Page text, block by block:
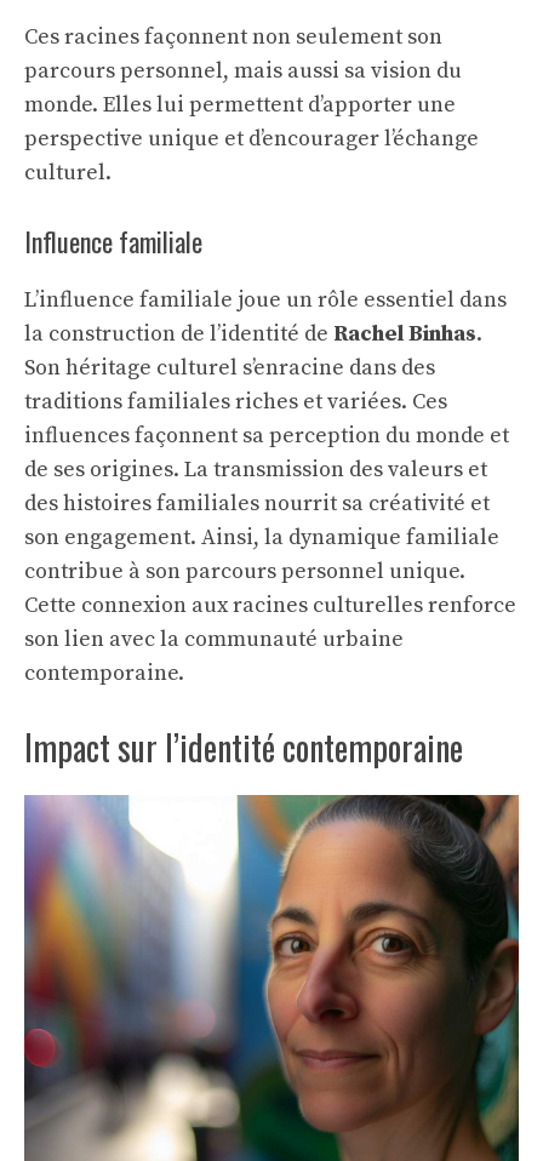
Ces racines façonnent non seulement son
parcours personnel, mais aussi sa vision du
monde. Elles lui permettent d’apporter une
perspective unique et d’encourager l’échange
culturel.
Influence familiale
L’influence familiale joue un rôle essentiel dans
la construction de l’identité de Rachel Binhas.
Son héritage culturel s’enracine dans des
traditions familiales riches et variées. Ces
influences façonnent sa perception du monde et
de ses origines. La transmission des valeurs et
des histoires familiales nourrit sa créativité et
son engagement. Ainsi, la dynamique familiale
contribue à son parcours personnel unique.
Cette connexion aux racines culturelles renforce
son lien avec la communauté urbaine
contemporaine.
Impact sur l’identité contemporaine